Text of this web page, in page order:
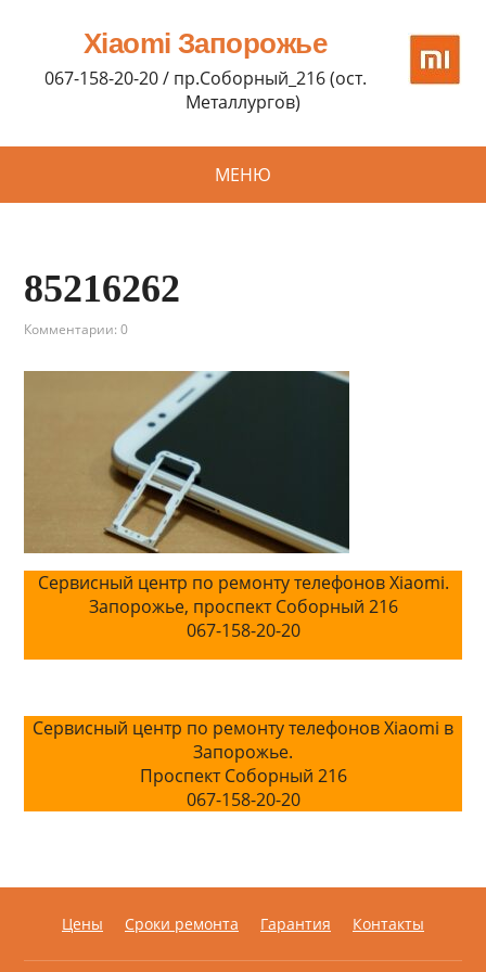
Xiaomi Запорожье
067-158-20-20 / пр.Соборный_216 (ост.
Металлургов)
МЕНЮ
85216262
Комментарии: 0
Сервисный центр по ремонту телефонов Xiaomi.
Запорожье, проспект Соборный 216
067-158-20-20
Сервисный центр по ремонту телефонов Xiaomi в
Запорожье.
Проспект Соборный 216
067-158-20-20
Цены Сроки ремонта Гарантия Контакты